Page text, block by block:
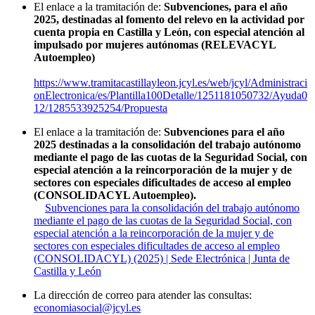
El enlace a la tramitación de: Subvenciones, para el año
2025, destinadas al fomento del relevo en la actividad por
cuenta propia en Castilla y León, con especial atención al
impulsado por mujeres autónomas (RELEVACYL
Autoempleo)
https://www.tramitacastillayleon.jcyl.es/web/jcyl/Administraci
onElectronica/es/Plantilla100Detalle/1251181050732/Ayuda0
12/1285533925254/Propuesta
El enlace a la tramitación de: Subvenciones para el año
2025 destinadas a la consolidación del trabajo autónomo
mediante el pago de las cuotas de la Seguridad Social, con
especial atención a la reincorporación de la mujer y de
sectores con especiales dificultades de acceso al empleo
(CONSOLIDACYL Autoempleo).
Subvenciones para la consolidación del trabajo autónomo
mediante el pago de las cuotas de la Seguridad Social, con
especial atención a la reincorporación de la mujer y de
sectores con especiales dificultades de acceso al empleo
(CONSOLIDACYL) (2025) | Sede Electrónica | Junta de
Castilla y León
La dirección de correo para atender las consultas:
economiasocial@jcyl.es